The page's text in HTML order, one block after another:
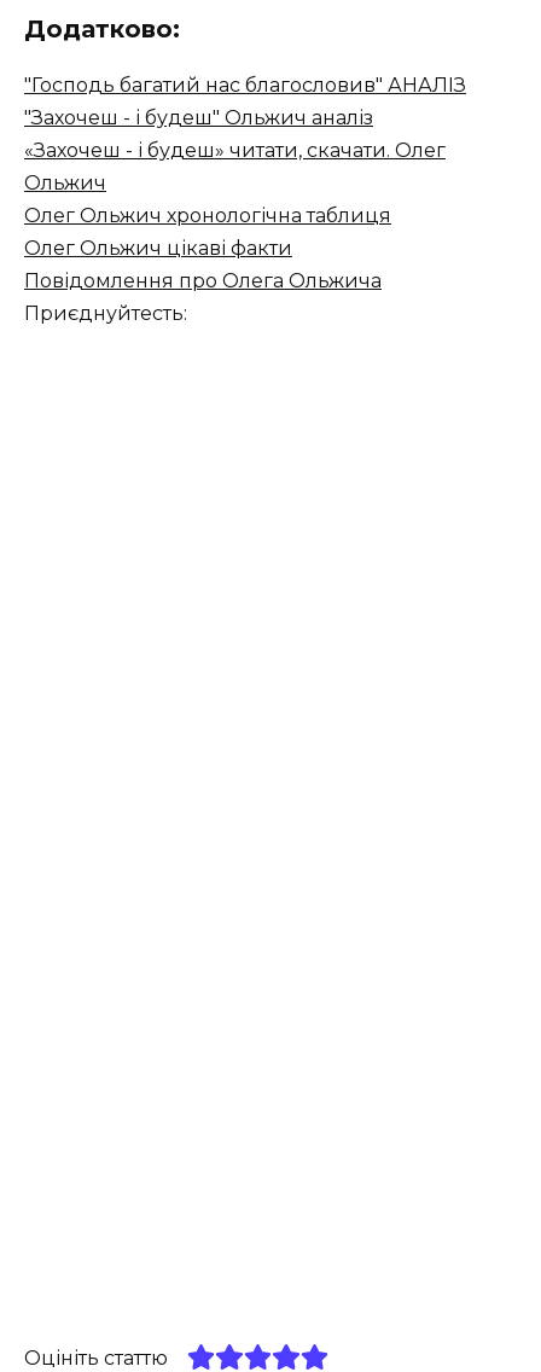
Додатково:
"Господь багатий нас благословив" АНАЛІЗ
"Захочеш - і будеш" Ольжич аналіз
«Захочеш - і будеш» читати, скачати. Олег
Ольжич
Олег Ольжич хронологічна таблиця
Олег Ольжич цікаві факти
Повідомлення про Олега Ольжича
Приєднуйтесть:
Оцініть статтю